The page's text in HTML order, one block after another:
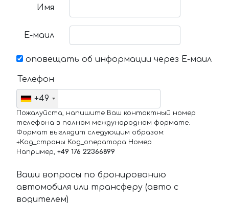
Имя
Е-маил
оповещать об информации через Е-маил
Телефон
+49
Пожалуйста, напишите Ваш контактный номер
телефона в полном международном формате.
Формат выглядит следующим образом:
+Код_страны Код_оператора Номер
Например, +49 176 22366899
Ваши вопросы по бронированию
автомобиля или трансферу (авто с
водителем)